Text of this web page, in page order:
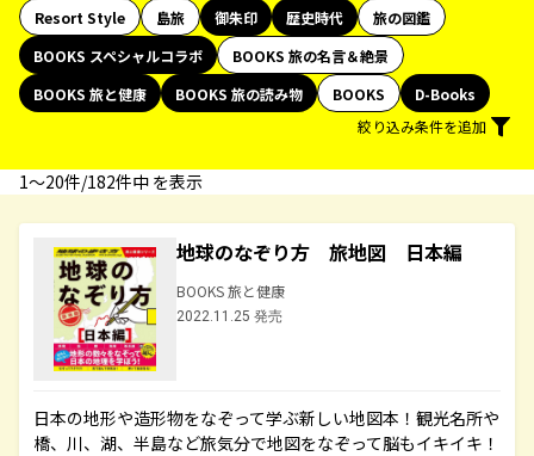
Resort Style
島旅 御朱印 歴史時代
旅の図鑑
BOOKS スペシャルコラボ
BOOKS 旅の名言＆絶景
BOOKS 旅と健康
BOOKS 旅の読み物 BOOKS
D-Books
絞り込み条件を追加
1〜20件/182件中 を表示
地球のなぞり方 旅地図 日本編
BOOKS 旅と健康
2022.11.25 発売
日本の地形や造形物をなぞって学ぶ新しい地図本！観光名所や
橋、川、湖、半島など旅気分で地図をなぞって脳もイキイキ！